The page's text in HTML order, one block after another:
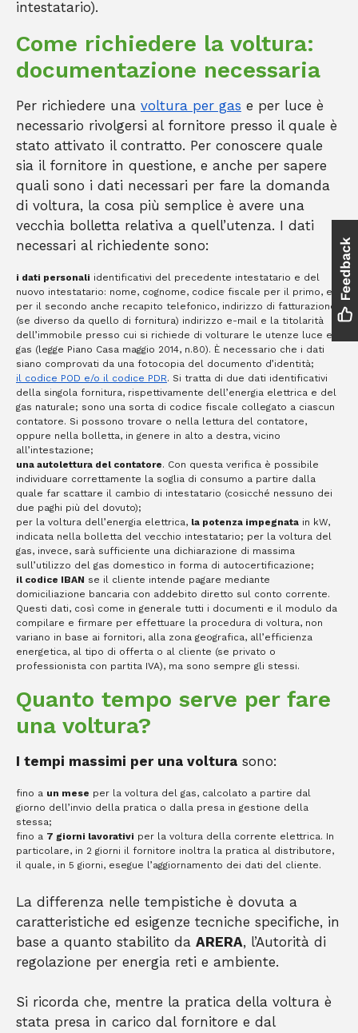
intestatario).
Come richiedere la voltura:
documentazione necessaria
Per richiedere una voltura per gas e per luce è
necessario rivolgersi al fornitore presso il quale è
stato attivato il contratto. Per conoscere quale
sia il fornitore in questione, e anche per sapere
quali sono i dati necessari per fare la domanda
di voltura, la cosa più semplice è avere una
vecchia bolletta relativa a quell’utenza. I dati
necessari al richiedente sono:
i dati personali identificativi del precedente intestatario e del
nuovo intestatario: nome, cognome, codice fiscale per il primo, e
per il secondo anche recapito telefonico, indirizzo di fatturazione
(se diverso da quello di fornitura) indirizzo e-mail e la titolarità
dell’immobile presso cui si richiede di volturare le utenze luce e/o
gas (legge Piano Casa maggio 2014, n.80). È necessario che i dati
siano comprovati da una fotocopia del documento d’identità;
il codice POD e/o il codice PDR. Si tratta di due dati identificativi
della singola fornitura, rispettivamente dell’energia elettrica e del
gas naturale; sono una sorta di codice fiscale collegato a ciascun
contatore. Si possono trovare o nella lettura del contatore,
oppure nella bolletta, in genere in alto a destra, vicino
all’intestazione;
una autolettura del contatore. Con questa verifica è possibile
individuare correttamente la soglia di consumo a partire dalla
quale far scattare il cambio di intestatario (cosicché nessuno dei
due paghi più del dovuto);
per la voltura dell’energia elettrica, la potenza impegnata in kW,
indicata nella bolletta del vecchio intestatario; per la voltura del
gas, invece, sarà sufficiente una dichiarazione di massima
sull’utilizzo del gas domestico in forma di autocertificazione;
il codice IBAN se il cliente intende pagare mediante
domiciliazione bancaria con addebito diretto sul conto corrente.
Questi dati, così come in generale tutti i documenti e il modulo da
compilare e firmare per effettuare la procedura di voltura, non
variano in base ai fornitori, alla zona geografica, all’efficienza
energetica, al tipo di offerta o al cliente (se privato o
professionista con partita IVA), ma sono sempre gli stessi.
Quanto tempo serve per fare
una voltura?
I tempi massimi per una voltura sono:
fino a un mese per la voltura del gas, calcolato a partire dal
giorno dell’invio della pratica o dalla presa in gestione della
stessa;
fino a 7 giorni lavorativi per la voltura della corrente elettrica. In
particolare, in 2 giorni il fornitore inoltra la pratica al distributore,
il quale, in 5 giorni, esegue l’aggiornamento dei dati del cliente.
La differenza nelle tempistiche è dovuta a
caratteristiche ed esigenze tecniche specifiche, in
base a quanto stabilito da ARERA, l’Autorità di
regolazione per energia reti e ambiente.
Si ricorda che, mentre la pratica della voltura è
stata presa in carico dal fornitore e dal